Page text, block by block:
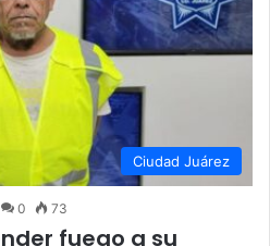
Ciudad Juárez
0 73
fuego a su